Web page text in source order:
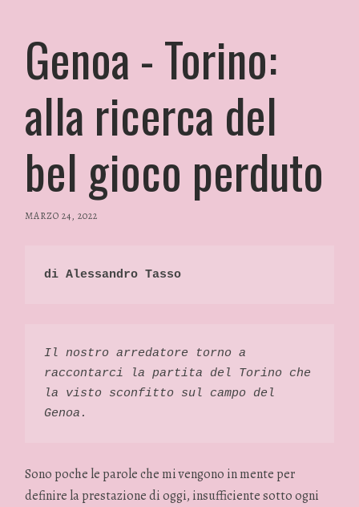
Genoa - Torino:
alla ricerca del
bel gioco perduto
MARZO 24, 2022
GLAMOUR
di Alessandro Tasso
Il nostro arredatore torno a
raccontarci la partita del Torino che
la visto sconfitto sul campo del
Genoa.
Sono poche le parole che mi vengono in mente per
definire la prestazione di oggi, insufficiente sotto ogni